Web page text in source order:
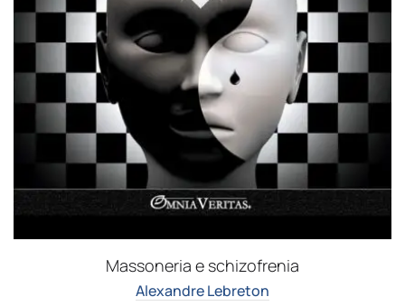
Massoneria e schizofrenia
Alexandre Lebreton